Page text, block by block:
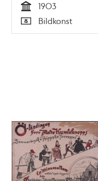
Tid
1903
Typ
Bildkonst